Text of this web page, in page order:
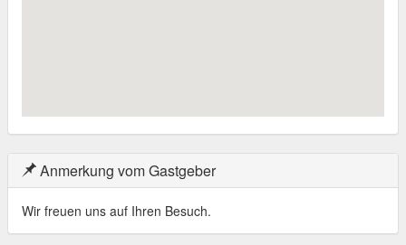
Anmerkung vom Gastgeber
Wir freuen uns auf Ihren Besuch.